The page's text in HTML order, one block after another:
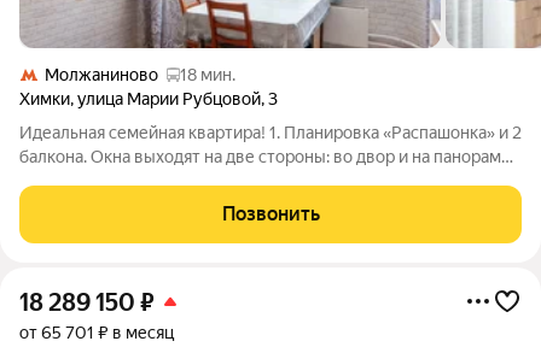
Молжаниново
18 мин.
Химки,улица Марии Рубцовой,3
Идеальная семейная квартира! 1. Планировка «Распашонка» и 2
балкона. Окна выходят на две стороны: во двор и на панораму
много естественного света и отличная циркуляция воздуха.
Бонус, который
Позвонить
18 289 150 ₽
от 65 701 ₽ в месяц